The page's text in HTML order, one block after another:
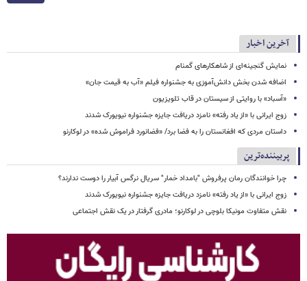
آخرین اخبار
نمایش گنجینه‌ای از شاهکارهای گمنام
اضافه شدن بخش دانش‌آموزی به جشنواره فیلم «آب به قیمت جان»
«آسباد» با روایتی از سیستان در قاب تلویزیون
زوج ایرانی با «از یاد رفته» نامزد دریافت جایزه جشنواره نیویورک شدند
داستان مردی که افغانستان را به فضا برد/ «فضانورد فراموش شده» در لوکارنو
پربیننده‌ترین
چرا خوانندگان رمان پرفروش "بامداد خمار" سریال نرگس آبیار را دوست ندارند؟
زوج ایرانی با «از یاد رفته» نامزد دریافت جایزه جشنواره نیویورک شدند
نقش متفاوت مونیکا بلوچی در لوکارنو؛ مادری گرفتار در یک نقش اجتماعی